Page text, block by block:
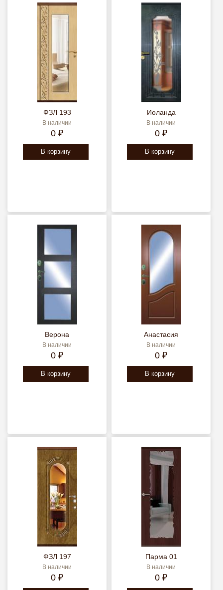
ФЗЛ 193
В наличии
0 ₽
В корзину
Иоланда
В наличии
0 ₽
В корзину
Верона
В наличии
0 ₽
В корзину
Анастасия
В наличии
0 ₽
В корзину
ФЗЛ 197
В наличии
0 ₽
Парма 01
В наличии
0 ₽